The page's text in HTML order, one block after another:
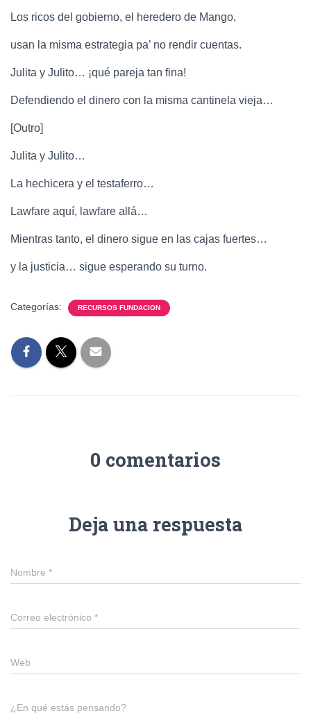
Los ricos del gobierno, el heredero de Mango,
usan la misma estrategia pa’ no rendir cuentas.
Julita y Julito… ¡qué pareja tan fina!
Defendiendo el dinero con la misma cantinela vieja…
[Outro]
Julita y Julito…
La hechicera y el testaferro…
Lawfare aquí, lawfare allá…
Mientras tanto, el dinero sigue en las cajas fuertes…
y la justicia… sigue esperando su turno.
Categorías: RECURSOS FUNDACION
0 comentarios
Deja una respuesta
Nombre *
Correo electrónico *
Web
¿En qué estás pensando?